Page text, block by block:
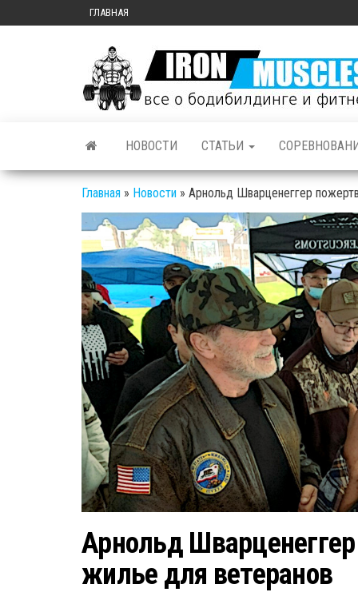
ГЛАВНАЯ
НОВОСТИ СТАТЬИ
Главная » Новости » Арнольд Шварценеггер
Арнольд
жилье для ветеранов